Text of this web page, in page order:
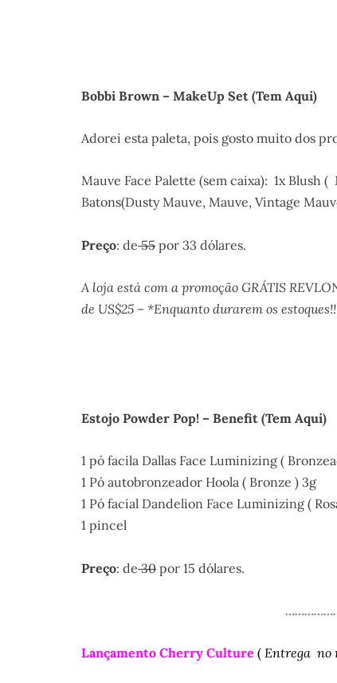
Bobbi Brown – MakeUp Set (Tem Aqui)
Adorei esta paleta, pois gosto muito dos
Mauve Face Palette (sem caixa): 1x Blush
Batons(Dusty Mauve, Mauve, Vintage
Preço: de55 por 33 dólares.
A loja está com a promoção GRÁTIS
de US$25 – *Enquanto durarem os estoques!!
Estojo Powder Pop! – Benefit (Tem Aqui)
1 pó facila Dallas Face Luminizing (
1 Pó autobronzeador Hoola ( Bronze ) 3g
1 Pó facial Dandelion Face Luminizing (
1 pincel
Preço: de30 por 15 dólares.
Lançamento Cherry Culture ( Entrega no